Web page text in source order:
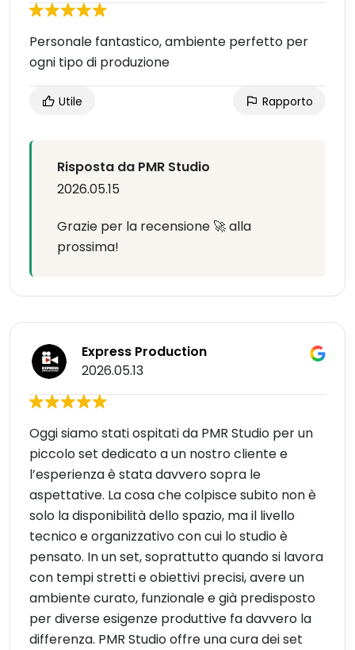
Personale fantastico, ambiente perfetto per
ogni tipo di produzione
Utile Rapporto
Risposta da PMR Studio
2026.05.15
Grazie per la recensione 🚀 alla
prossima!
Express Production
2026.05.13
Oggi siamo stati ospitati da PMR Studio per un
piccolo set dedicato a un nostro cliente e
l’esperienza è stata davvero sopra le
aspettative. La cosa che colpisce subito non è
solo la disponibilità dello spazio, ma il livello
tecnico e organizzativo con cui lo studio è
pensato. In un set, soprattutto quando si lavora
con tempi stretti e obiettivi precisi, avere un
ambiente curato, funzionale e già predisposto
per diverse esigenze produttive fa davvero la
differenza. PMR Studio offre una cura dei set